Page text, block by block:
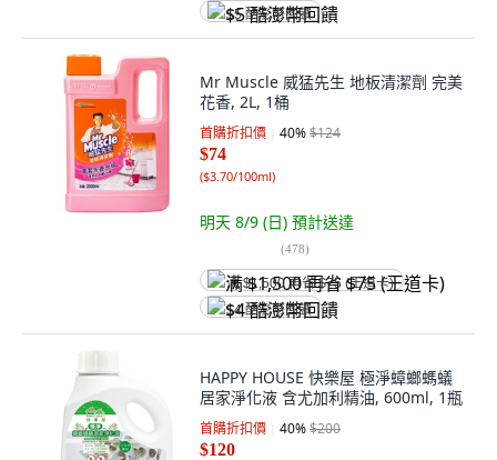
$5 酷澎幣回饋
Mr Muscle 威猛先生 地板清潔劑 完美
花香, 2L, 1桶
首購折扣價 40%$124
$74
($3.70/100ml)
明天 8/9 (日) 預計送達
(478)
满 $1,500 再省 $75 (王道卡)
$4 酷澎幣回饋
HAPPY HOUSE 快樂屋 極淨蟑螂螞蟻
居家淨化液 含尤加利精油, 600ml, 1瓶
首購折扣價 40%$200
$120